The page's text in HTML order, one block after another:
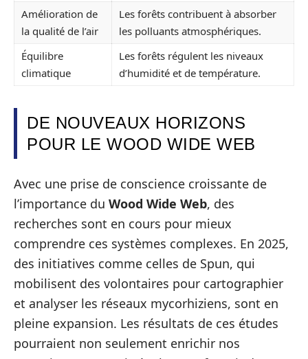
Amélioration de
la qualité de l’air
Les forêts contribuent à absorber
les polluants atmosphériques.
Équilibre
climatique
Les forêts régulent les niveaux
d’humidité et de température.
DE NOUVEAUX HORIZONS
POUR LE WOOD WIDE WEB
Avec une prise de conscience croissante de
l’importance du Wood Wide Web, des
recherches sont en cours pour mieux
comprendre ces systèmes complexes. En 2025,
des initiatives comme celles de Spun, qui
mobilisent des volontaires pour cartographier
et analyser les réseaux mycorhiziens, sont en
pleine expansion. Les résultats de ces études
pourraient non seulement enrichir nos